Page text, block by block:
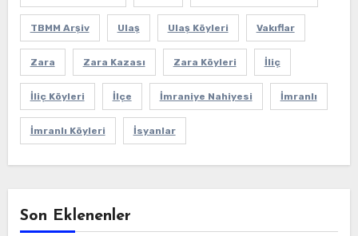
TBMM Arşiv Ulaş Ulaş Köyleri Vakıflar
Zara Zara Kazası Zara Köyleri İliç
İliç Köyleri İlçe İmraniye Nahiyesi İmranlı
İmranlı Köyleri İsyanlar
Son Eklenenler